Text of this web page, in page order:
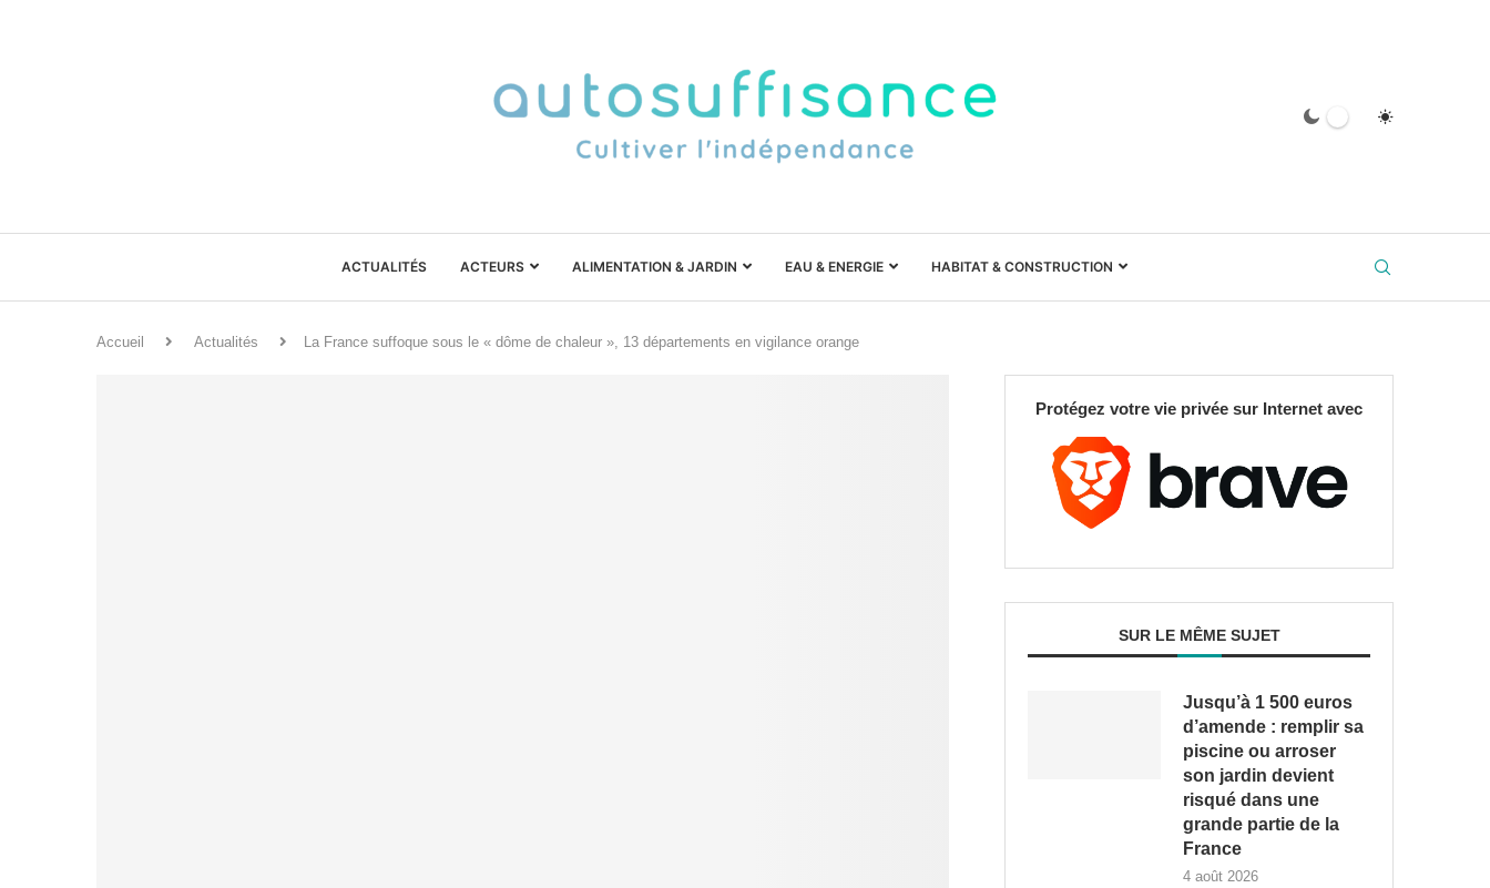
ACTUALITÉS ACTEURS ALIMENTATION & JARDIN EAU & ENERGIE HABITAT & CONSTRUCTION
Accueil Actualités La France suffoque sous le « dôme de chaleur », 13 départements en vigilance orange
Protégez votre vie privée sur Internet avec
SUR LE MÊME SUJET
Jusqu’à 1 500 euros
d’amende : remplir sa
piscine ou arroser
son jardin devient
risqué dans une
grande partie de la
France
4 août 2026